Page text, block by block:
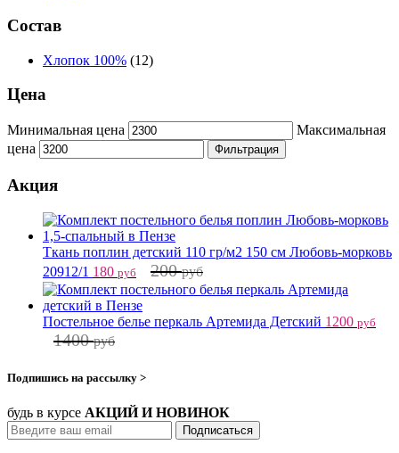
Состав
Хлопок 100% (12)
Цена
Минимальная цена
Максимальная
цена
Фильтрация
Акция
Ткань поплин детский 110 гр/м2 150 см Любовь-морковь
20912/1 180 руб 200руб
Постельное белье перкаль Артемида Детский 1200 руб
1400руб
Подпишись на рассылку >
будь в курсе АКЦИЙ И НОВИНОК
Подписаться